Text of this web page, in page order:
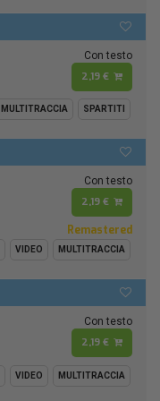
Con testo
2,19 €
MULTITRACCIA SPARTITI
Con testo
2,19 €
Remastered
VIDEO MULTITRACCIA
Con testo
2,19 €
VIDEO MULTITRACCIA